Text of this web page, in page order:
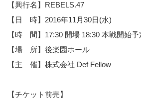
【興行名】REBELS.47
【日 時】2016年11月30日(水)
【時 間】17:30 開場 18:30 本戦開始予
【場 所】後楽園ホール
【主 催】株式会社 Def Fellow
【チケット前売】